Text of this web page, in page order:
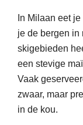
In Milaan eet
je de bergen in
skigebieden
een stevige
Vaak
zwaar, maar
in de kou.